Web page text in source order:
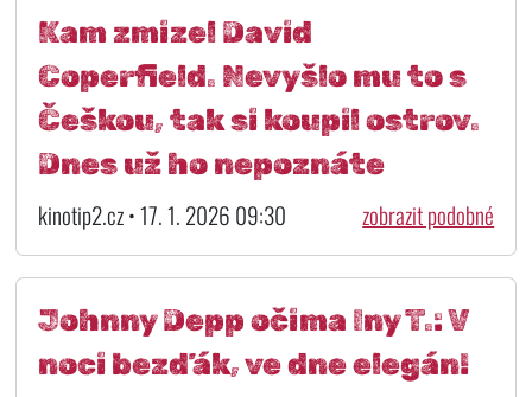
Kam zmizel David
Coperfield. Nevyšlo mu to s
Češkou, tak si koupil ostrov.
Dnes už ho nepoznáte
kinotip2.cz • 17. 1. 2026 09:30 zobrazit podobné
Johnny Depp očima Iny T.: V
noci bezďák, ve dne elegán!